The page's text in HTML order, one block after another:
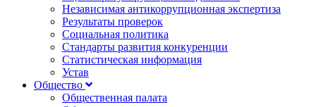
Независимая антикоррупционная экспертиза
Результаты проверок
Социальная политика
Стандарты развития конкуренции
Статистическая информация
Устав
Общество
Общественная палата